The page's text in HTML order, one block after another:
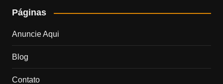
Páginas
Anuncie Aqui
Blog
Contato